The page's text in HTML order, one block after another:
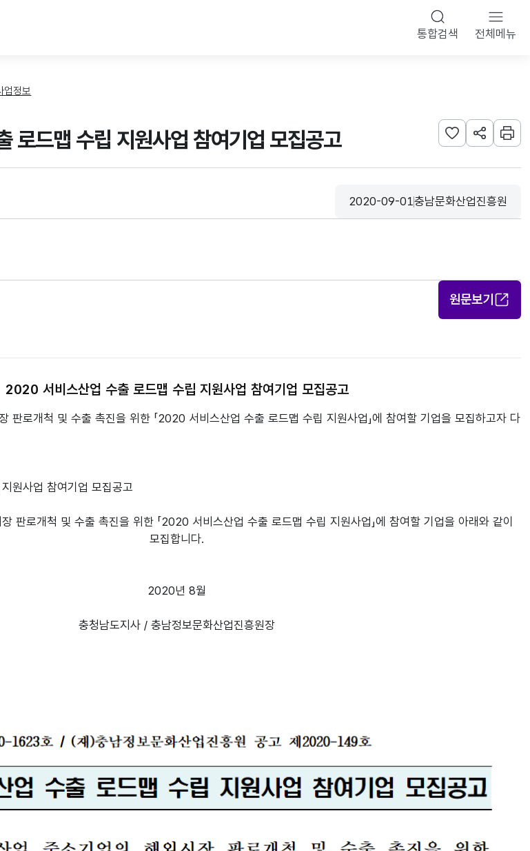
통합검색 전체메뉴
업정보
로드맵 수립 지원사업 참여기업 모집공고 관심사 등록하기
URL 공유하
인쇄
등록일
2020-09-01
수집기관
충남문화산업진흥원
원문보기
2020 서비스산업 수출 로드맵 수립 지원사업 참여기업 모집공고
판로개척 및 수출 촉진을 위한 「2020 서비스산업 수출 로드맵 수립 지원사업」에 참여할 기업을 모집하고자 다
원사업 참여기업 모집공고
판로개척 및 수출 촉진을 위한 「2020 서비스산업 수출 로드맵 수립 지원사업」에 참여할 기업을 아래와 같이
2020년 8월
충청남도지사 / 충남정보문화산업진흥원장